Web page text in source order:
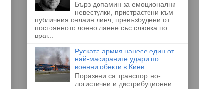
Бърз допамин за емоционални
невестулки, пристрастени към
публичния онлайн линч, превъзбудени от
постоянното лоено лаене със слюнка по
враг...
Руската армия нанесе един от
най-масираните удари по
военни обекти в Киев
Поразени са транспортно-
логистични и дистрибуционни